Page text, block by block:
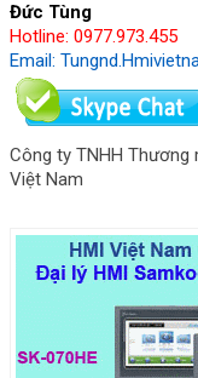
Đức Tùng
Hotline: 0977.973.455
Email:
Công ty TNHH Thương
Việt Nam